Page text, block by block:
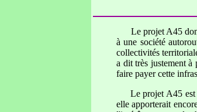
Le projet A45 dont
à une société
collectivités
a dit très justement
faire payer cette
Le projet A45
elle apporterait